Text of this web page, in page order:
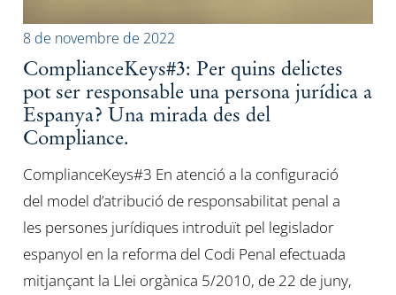
8 de novembre de 2022
ComplianceKeys#3: Per quins delictes
pot ser responsable una persona jurídica a
Espanya? Una mirada des del
Compliance.
ComplianceKeys#3 En atenció a la configuració
del model d’atribució de responsabilitat penal a
les persones jurídiques introduït pel legislador
espanyol en la reforma del Codi Penal efectuada
mitjançant la Llei orgànica 5/2010, de 22 de juny,